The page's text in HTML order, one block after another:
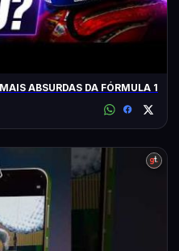
ABSURDAS DA FÓRMULA 1